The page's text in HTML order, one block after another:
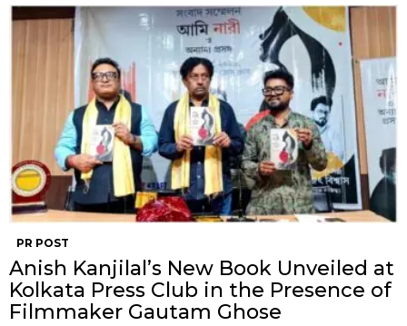
PR POST
Anish Kanjilal’s New Book Unveiled at
Kolkata Press Club in the Presence of
Filmmaker Gautam Ghose